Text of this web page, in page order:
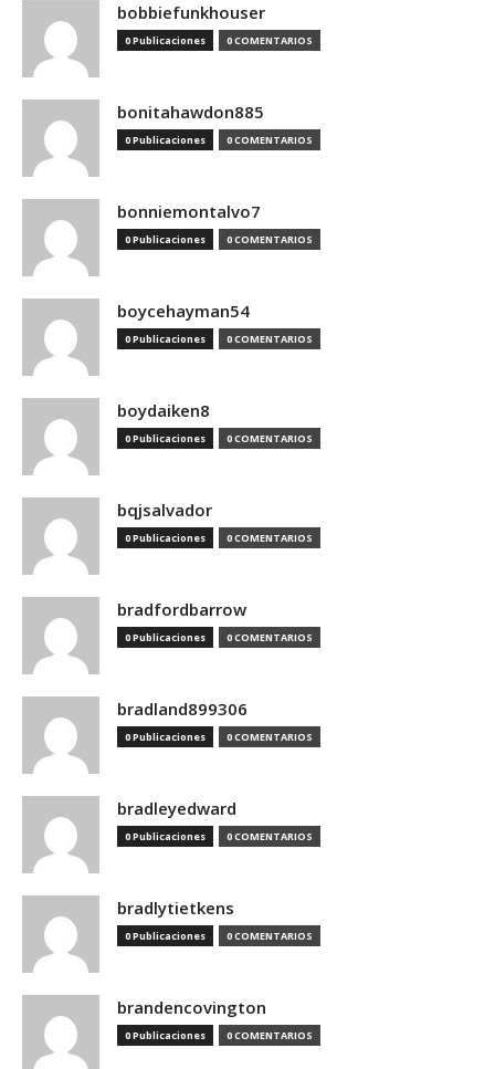
bobbiefunkhouser
0 Publicaciones 0 COMENTARIOS
bonitahawdon885
0 Publicaciones 0 COMENTARIOS
bonniemontalvo7
0 Publicaciones 0 COMENTARIOS
boycehayman54
0 Publicaciones 0 COMENTARIOS
boydaiken8
0 Publicaciones 0 COMENTARIOS
bqjsalvador
0 Publicaciones 0 COMENTARIOS
bradfordbarrow
0 Publicaciones 0 COMENTARIOS
bradland899306
0 Publicaciones 0 COMENTARIOS
bradleyedward
0 Publicaciones 0 COMENTARIOS
bradlytietkens
0 Publicaciones 0 COMENTARIOS
brandencovington
0 Publicaciones 0 COMENTARIOS